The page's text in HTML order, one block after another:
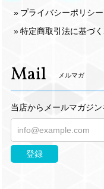
プライバシーポリシー
特定商取引法に基づ
Mail メルマガ
当店からメールマガジン
登録